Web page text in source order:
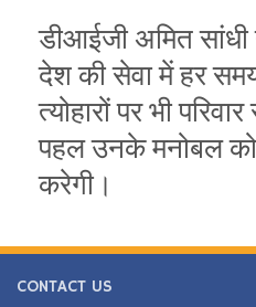
डीआईजी अमित
देश की सेवा में हर
त्योहारों पर भी
पहल उनके मनोबल को
करेगी।
CONTACT US